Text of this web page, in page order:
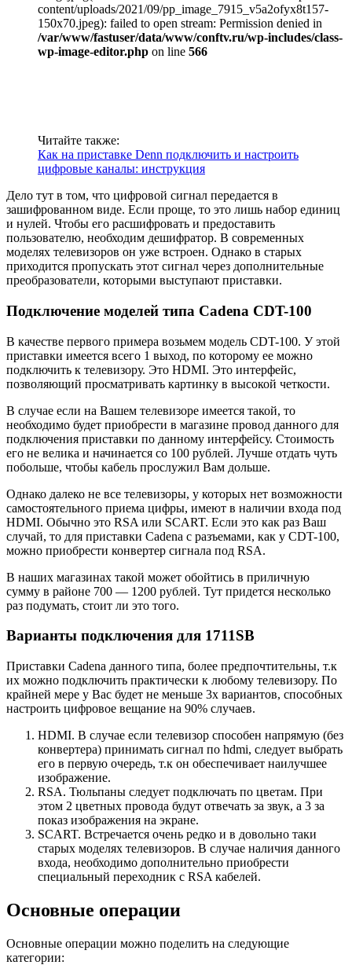
content/uploads/2021/09/pp_image_7915_v5a2ofyx8t157-
150x70.jpeg): failed to open stream: Permission denied in
/var/www/fastuser/data/www/conftv.ru/wp-includes/class-
wp-image-editor.php on line 566
Читайте также:
Как на приставке Denn подключить и настроить
цифровые каналы: инструкция
Дело тут в том, что цифровой сигнал передается в
зашифрованном виде. Если проще, то это лишь набор единиц
и нулей. Чтобы его расшифровать и предоставить
пользователю, необходим дешифратор. В современных
моделях телевизоров он уже встроен. Однако в старых
приходится пропускать этот сигнал через дополнительные
преобразователи, которыми выступают приставки.
Подключение моделей типа Cadena CDT-100
В качестве первого примера возьмем модель CDT-100. У этой
приставки имеется всего 1 выход, по которому ее можно
подключить к телевизору. Это HDMI. Это интерфейс,
позволяющий просматривать картинку в высокой четкости.
В случае если на Вашем телевизоре имеется такой, то
необходимо будет приобрести в магазине провод данного для
подключения приставки по данному интерфейсу. Стоимость
его не велика и начинается со 100 рублей. Лучше отдать чуть
побольше, чтобы кабель прослужил Вам дольше.
Однако далеко не все телевизоры, у которых нет возможности
самостоятельного приема цифры, имеют в наличии входа под
HDMI. Обычно это RSA или SCART. Если это как раз Ваш
случай, то для приставки Cadena с разъемами, как у CDT-100,
можно приобрести конвертер сигнала под RSA.
В наших магазинах такой может обойтись в приличную
сумму в районе 700 — 1200 рублей. Тут придется несколько
раз подумать, стоит ли это того.
Варианты подключения для 1711SB
Приставки Cadena данного типа, более предпочтительны, т.к
их можно подключить практически к любому телевизору. По
крайней мере у Вас будет не меньше 3х вариантов, способных
настроить цифровое вещание на 90% случаев.
HDMI. В случае если телевизор способен напрямую (без
конвертера) принимать сигнал по hdmi, следует выбрать
его в первую очередь, т.к он обеспечивает наилучшее
изображение.
RSA. Тюльпаны следует подключать по цветам. При
этом 2 цветных провода будут отвечать за звук, а 3 за
показ изображения на экране.
SCART. Встречается очень редко и в довольно таки
старых моделях телевизоров. В случае наличия данного
входа, необходимо дополнительно приобрести
специальный переходник с RSA кабелей.
Основные операции
Основные операции можно поделить на следующие
категории: